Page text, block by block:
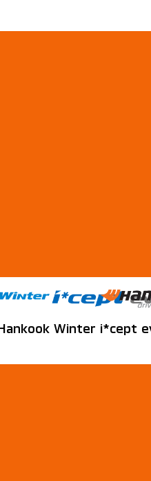
Hankook Winter i*cept